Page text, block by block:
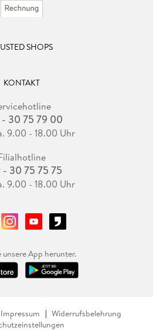
SHOPS
KONTAKT
30 75 79 00
9.00 - 18.00 Uhr
30 75 75 75
9.00 - 18.00 Uhr
unsere App herunter.
Impressum
Widerrufsbelehrung